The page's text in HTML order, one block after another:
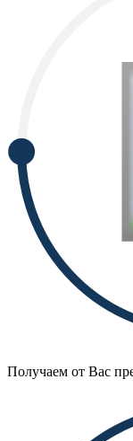
Получаем от Вас